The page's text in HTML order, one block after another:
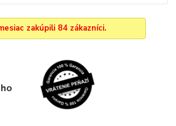
zakúpili 84 zákazníci.